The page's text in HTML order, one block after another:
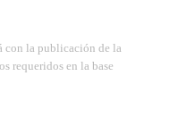
con la publicación de la
requeridos en la base